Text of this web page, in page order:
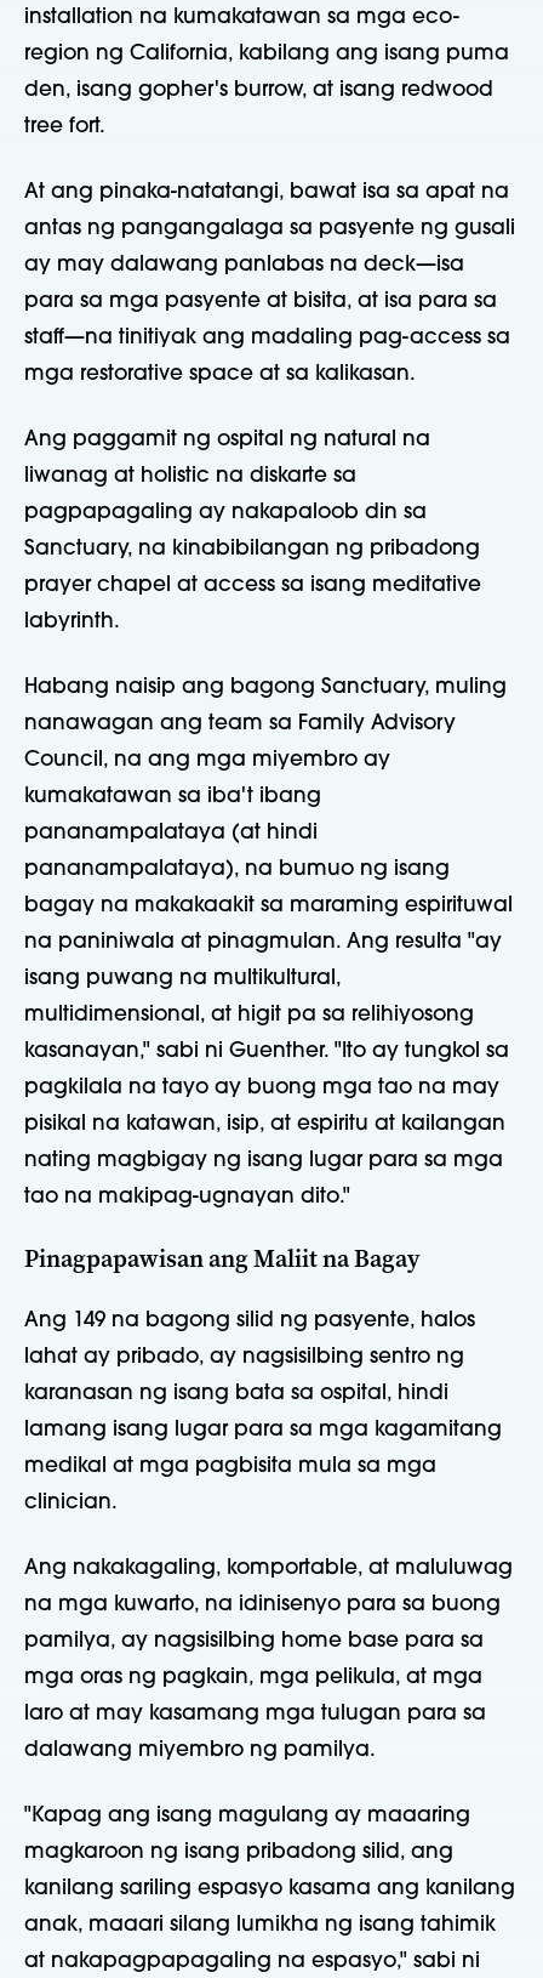
installation na kumakatawan sa mga eco-
region ng California, kabilang ang isang puma
den, isang gopher's burrow, at isang redwood
tree fort.
At ang pinaka-natatangi, bawat isa sa apat na
antas ng pangangalaga sa pasyente ng gusali
ay may dalawang panlabas na deck—isa
para sa mga pasyente at bisita, at isa para sa
staff—na tinitiyak ang madaling pag-access sa
mga restorative space at sa kalikasan.
Ang paggamit ng ospital ng natural na
liwanag at holistic na diskarte sa
pagpapagaling ay nakapaloob din sa
Sanctuary, na kinabibilangan ng pribadong
prayer chapel at access sa isang meditative
labyrinth.
Habang naisip ang bagong Sanctuary, muling
nanawagan ang team sa Family Advisory
Council, na ang mga miyembro ay
kumakatawan sa iba't ibang
pananampalataya (at hindi
pananampalataya), na bumuo ng isang
bagay na makakaakit sa maraming espirituwal
na paniniwala at pinagmulan. Ang resulta "ay
isang puwang na multikultural,
multidimensional, at higit pa sa relihiyosong
kasanayan," sabi ni Guenther. "Ito ay tungkol sa
pagkilala na tayo ay buong mga tao na may
pisikal na katawan, isip, at espiritu at kailangan
nating magbigay ng isang lugar para sa mga
tao na makipag-ugnayan dito."
Pinagpapawisan ang Maliit na Bagay
Ang 149 na bagong silid ng pasyente, halos
lahat ay pribado, ay nagsisilbing sentro ng
karanasan ng isang bata sa ospital, hindi
lamang isang lugar para sa mga kagamitang
medikal at mga pagbisita mula sa mga
clinician.
Ang nakakagaling, komportable, at maluluwag
na mga kuwarto, na idinisenyo para sa buong
pamilya, ay nagsisilbing home base para sa
mga oras ng pagkain, mga pelikula, at mga
laro at may kasamang mga tulugan para sa
dalawang miyembro ng pamilya.
"Kapag ang isang magulang ay maaaring
magkaroon ng isang pribadong silid, ang
kanilang sariling espasyo kasama ang kanilang
anak, maaari silang lumikha ng isang tahimik
at nakapagpapagaling na espasyo," sabi ni